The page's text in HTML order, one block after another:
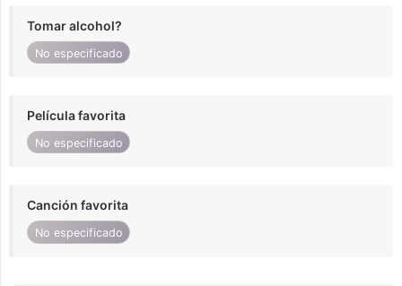
Tomar alcohol?
No especificado
Película favorita
No especificado
Canción favorita
No especificado